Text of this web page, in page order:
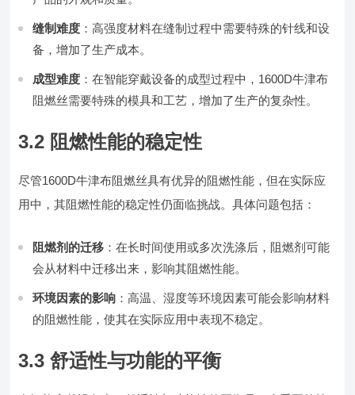
缝制难度 ：高强度材料在缝制过程中需要特殊的针线和设
备，增加了生产成本。
成型难度 ：在智能穿戴设备的成型过程中，1600D牛津布
阻燃丝需要特殊的模具和工艺，增加了生产的复杂性。
3.2 阻燃性能的稳定性
尽管1600D牛津布阻燃丝具有优异的阻燃性能，但在实际应
用中，其阻燃性能的稳定性仍面临挑战。具体问题包括：
阻燃剂的迁移 ：在长时间使用或多次洗涤后，阻燃剂可能
会从材料中迁移出来，影响其阻燃性能。
环境因素的影响 ：高温、湿度等环境因素可能会影响材料
的阻燃性能，使其在实际应用中表现不稳定。
3.3 舒适性与功能的平衡